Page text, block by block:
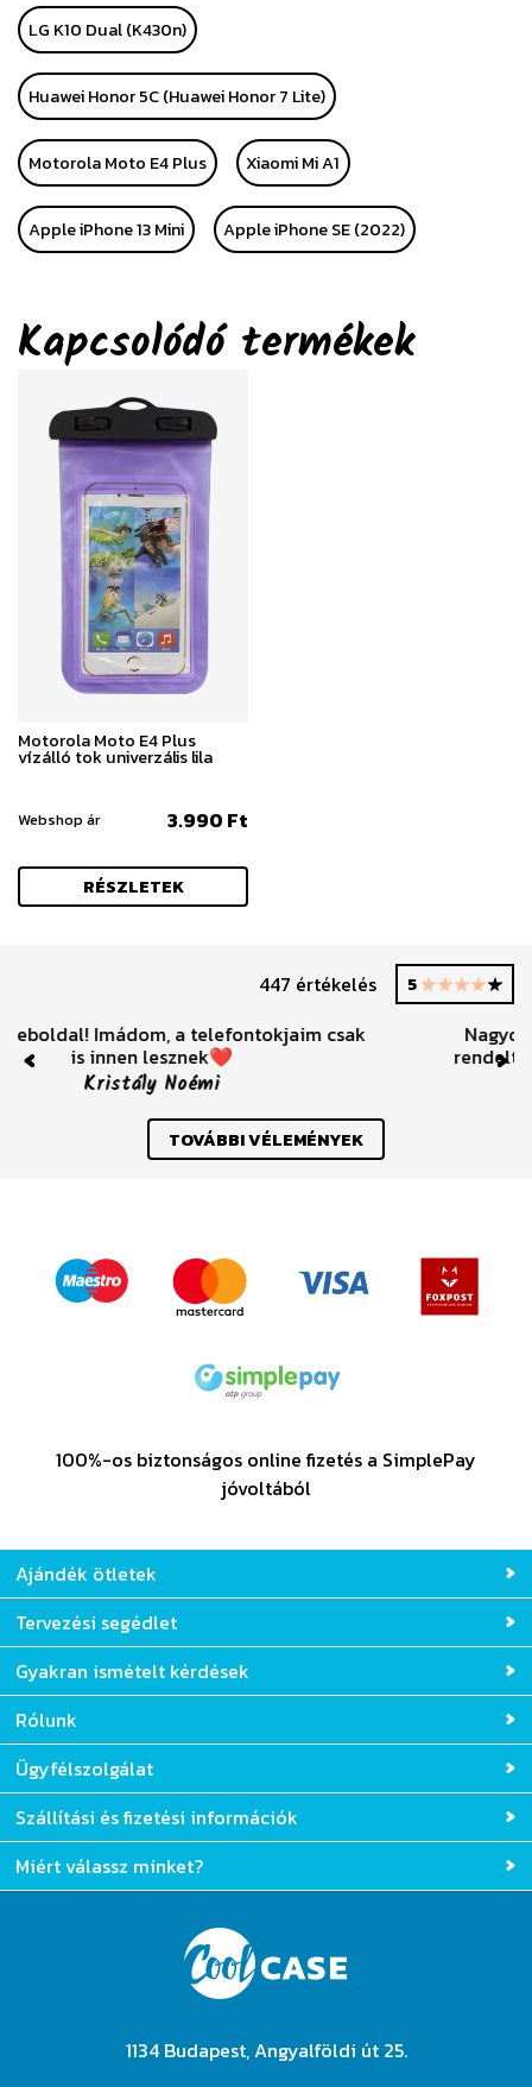
LG K10 Dual (K430n)
Huawei Honor 5C (Huawei Honor 7 Lite)
Motorola Moto E4 Plus Xiaomi Mi A1
Apple iPhone 13 Mini Apple iPhone SE (2022)
Kapcsolódó termékek
Motorola Moto E4 Plus
vízálló tok univerzális lila
Webshop ár 3.990 Ft
RÉSZLETEK
447 értékelés 5
Nagyon szèpen köszönöm már többször is
rendeltem mindig nagyon elégedett voltam.
Nikolett Rebeka Kovács
Previous
TOVÁBBI VÉLEMÉNYEK
100%-os biztonságos online fizetés a SimplePay
jóvoltából
Ajándék ötletek
Tervezési segédlet
Gyakran ismételt kérdések
Rólunk
Ügyfélszolgálat
Szállítási és fizetési információk
Miért válassz minket?
1134 Budapest, Angyalföldi út 25.